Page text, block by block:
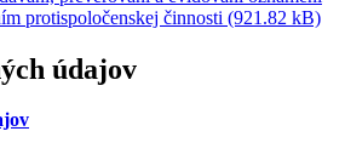
protispoločenskej činnosti (921.82 kB)
údajov